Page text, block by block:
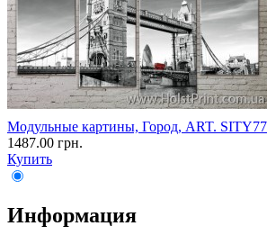
Модульные картины, Город, ART.
1487.00 грн.
Купить
Информация